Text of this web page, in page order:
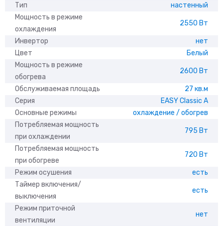
Тип
настенный
Мощность в режиме
охлаждения
2550 Вт
Инвертор
нет
Цвет
Белый
Мощность в режиме
обогрева
2600 Вт
Обслуживаемая площадь
27 кв.м
Серия
EASY Classic A
Основные режимы
охлаждение / обогрев
Потребляемая мощность
при охлаждении
795 Вт
Потребляемая мощность
при обогреве
720 Вт
Режим осушения
есть
Таймер включения/
выключения
есть
Режим приточной
вентиляции
нет